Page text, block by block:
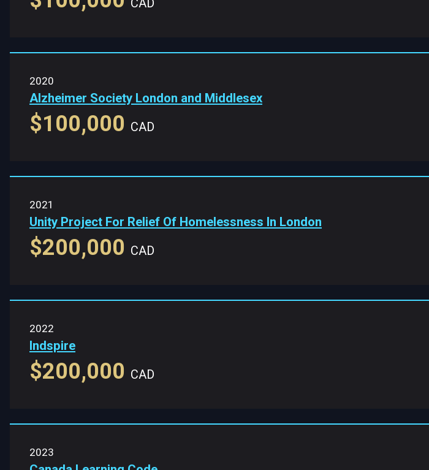
CAD
2020
Alzheimer Society London and Middlesex
$100,000 CAD
2021
Unity Project For Relief Of Homelessness In London
$200,000 CAD
2022
Indspire
$200,000 CAD
2023